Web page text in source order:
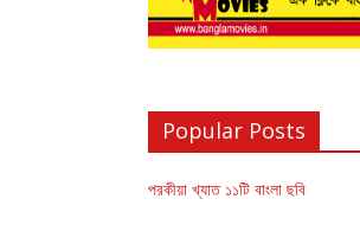
Popular Posts
পরকীয়া খ্যাত ১১টি বাংলা ছবি